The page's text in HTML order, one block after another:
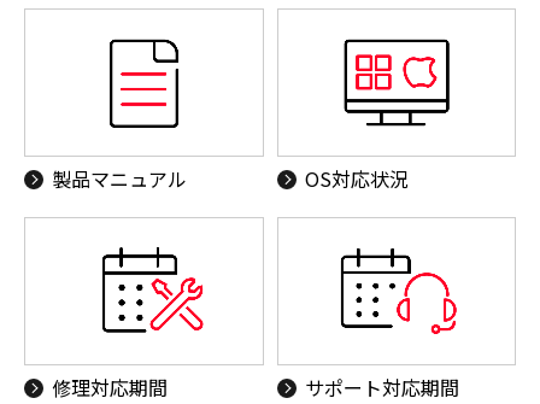
製品マニュアル OS対応状況
修理対応期間 サポート対応期間